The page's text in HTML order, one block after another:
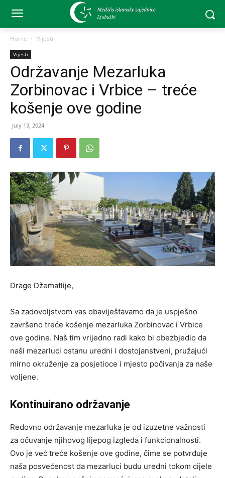
Home Vijesti
Vijesti
Održavanje Mezarluka
Zorbinovac i Vrbice – treće
košenje ove godine
July 13, 2024
Drage Džematlije,
Sa zadovoljstvom vas obaviještavamo da je uspješno
završeno treće košenje mezarluka Zorbinovac i Vrbice
ove godine. Naš tim vrijedno radi kako bi obezbjedio da
naši mezarluci ostanu uredni i dostojanstveni, pružajući
mirno okruženje za posjetioce i mjesto počivanja za naše
voljene.
Kontinuirano održavanje
Redovno održavanje mezarluka je od izuzetne važnosti
za očuvanje njihovog lijepog izgleda i funkcionalnosti.
Ovo je već treće košenje ove godine, čime se potvrđuje
naša posvećenost da mezarluci budu uredni tokom cijele